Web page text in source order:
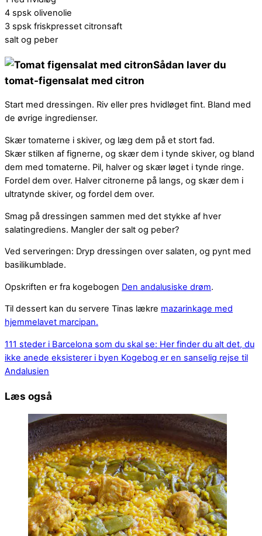
4 spsk olivenolie
3 spsk friskpresset citronsaft
salt og peber
Sådan laver du
tomat-figensalat med citron
Start med dressingen. Riv eller pres hvidløget fint. Bland med
de øvrige ingredienser.
Skær tomaterne i skiver, og læg dem på et stort fad.
Skær stilken af fignerne, og skær dem i tynde skiver, og bland
dem med tomaterne. Pil, halver og skær løget i tynde ringe.
Fordel dem over. Halver citronerne på langs, og skær dem i
ultratynde skiver, og fordel dem over.
Smag på dressingen sammen med det stykke af hver
salatingrediens. Mangler der salt og peber?
Ved serveringen: Dryp dressingen over salaten, og pynt med
basilikumblade.
Opskriften er fra kogebogen Den andalusiske drøm.
Til dessert kan du servere Tinas lækre mazarinkage med
hjemmelavet marcipan.
111 steder i Barcelona som du skal se: Her finder du alt det, du
ikke anede eksisterer i byen Kogebog er en sanselig rejse til
Andalusien
Læs også